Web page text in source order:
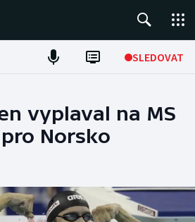
SLEDOVAT
vyplaval na MS
Norsko